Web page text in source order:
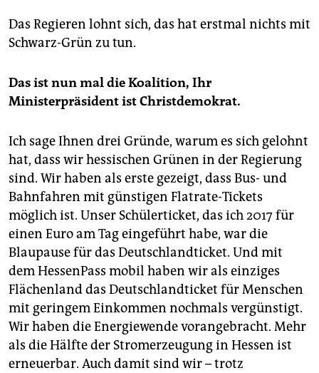
Das Regieren lohnt sich, das hat erstmal nichts mit
Schwarz-Grün zu tun.
Das ist nun mal die Koalition, Ihr
Ministerpräsident ist Christdemokrat.
Ich sage Ihnen drei Gründe, warum es sich gelohnt
hat, dass wir hessischen Grünen in der Regierung
sind. Wir haben als erste gezeigt, dass Bus- und
Bahnfahren mit günstigen Flatrate-Tickets
möglich ist. Unser Schülerticket, das ich 2017 für
einen Euro am Tag eingeführt habe, war die
Blaupause für das Deutschlandticket. Und mit
dem HessenPass mobil haben wir als einziges
Flächenland das Deutschlandticket für Menschen
mit geringem Einkommen nochmals vergünstigt.
Wir haben die Energiewende vorangebracht. Mehr
als die Hälfte der Stromerzeugung in Hessen ist
erneuerbar. Auch damit sind wir – trotz